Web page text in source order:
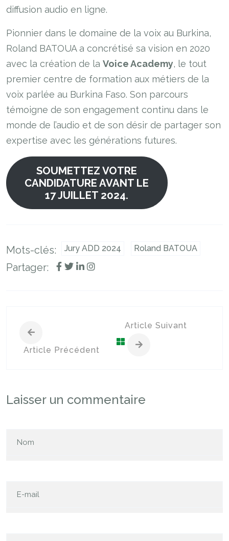
diffusion audio en ligne.
Pionnier dans le domaine de la voix au Burkina,
Roland BATOUA a concrétisé sa vision en 2020
avec la création de la Voice Academy, le tout
premier centre de formation aux métiers de la
voix parlée au Burkina Faso. Son parcours
témoigne de son engagement continu dans le
monde de l’audio et de son désir de partager son
expertise avec les générations futures.
SOUMETTEZ VOTRE
CANDIDATURE AVANT LE
17 JUILLET 2024.
Mots-clés: Jury ADD 2024 Roland BATOUA
Partager:
Article Précédent
Article Suivant
Laisser un commentaire